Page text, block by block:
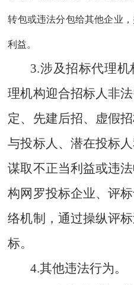
转包或违法分包给其他企业
利益。
3.涉及招标代理
理机构迎合招标人非
定、先建后招、虚假
与投标人、潜在投标
谋取不正当利益或违
构网罗投标企业、评
络机制，通过操纵评
标。
4.其他违法行为。